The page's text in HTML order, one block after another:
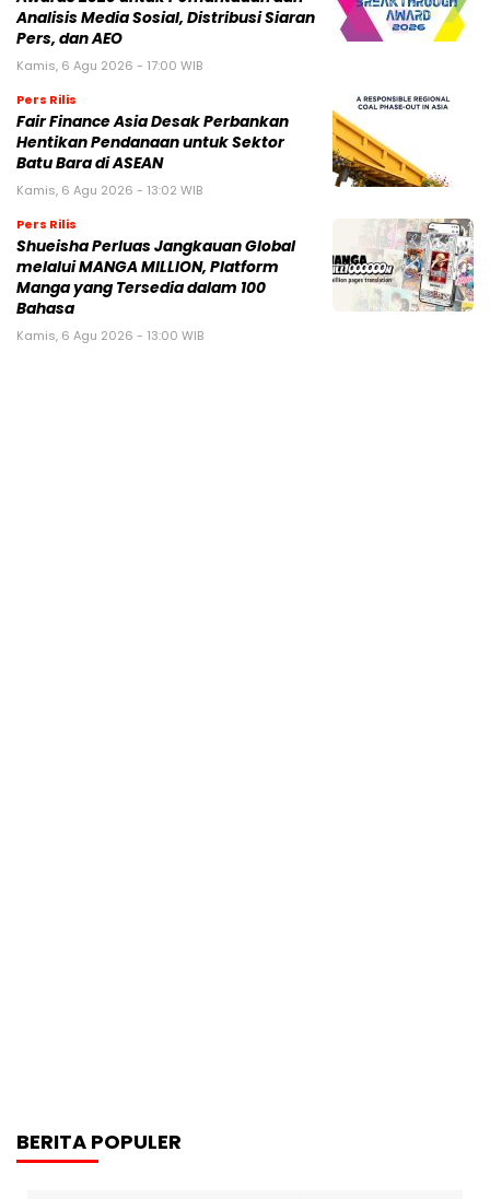
Analisis Media Sosial, Distribusi Siaran
Pers, dan AEO
Kamis, 6 Agu 2026 - 17:00 WIB
Pers Rilis
Fair Finance Asia Desak Perbankan
Hentikan Pendanaan untuk Sektor
Batu Bara di ASEAN
Kamis, 6 Agu 2026 - 13:02 WIB
Pers Rilis
Shueisha Perluas Jangkauan Global
melalui MANGA MILLION, Platform
Manga yang Tersedia dalam 100
Bahasa
Kamis, 6 Agu 2026 - 13:00 WIB
BERITA POPULER